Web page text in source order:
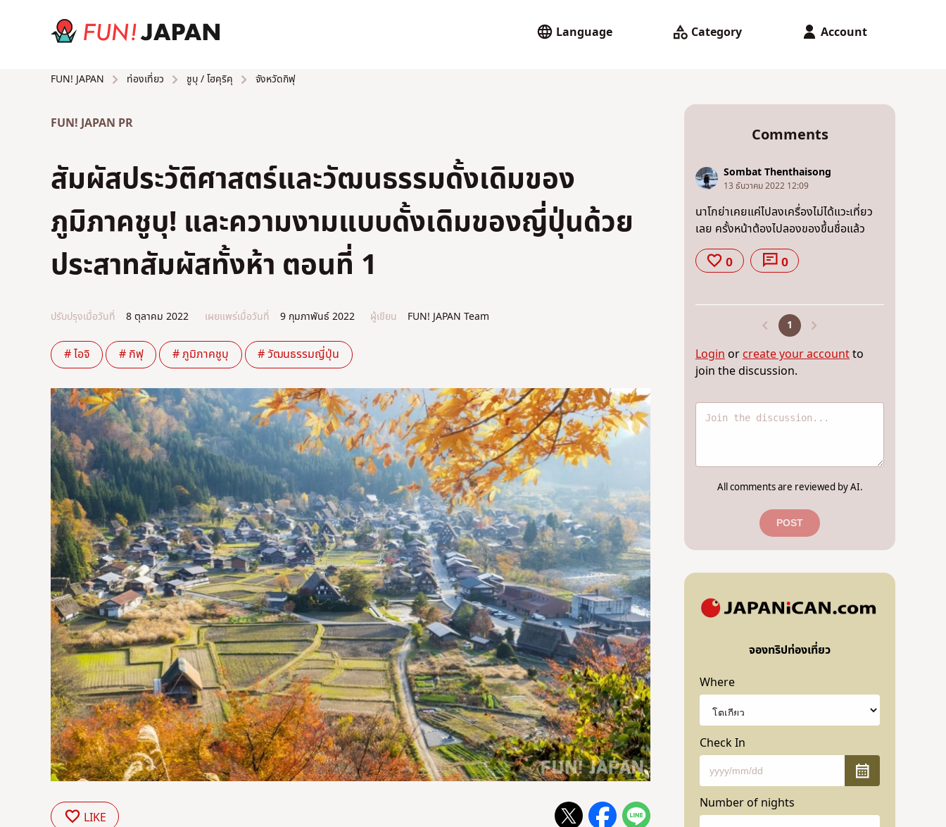
Language Category Account
FUN! JAPAN ท่องเที่ยว ชูบุ / โฮคุริคุ จังหวัดกิฟุ
FUN! JAPAN PR
สัมผัสประวัติศาสตร์และวัฒนธรรมดั้งเดิมของ
ภูมิภาคชูบุ! และความงามแบบดั้งเดิมของญี่ปุ่นด้วย
ประสาทสัมผัสทั้งห้า ตอนที่ 1
ปรับปรุงเมื่อวันที่ 8 ตุลาคม 2022 เผยแพร่เมื่อวันที่ 9 กุมภาพันธ์ 2022 ผู้เขียน FUN! JAPAN Team
# ไอจิ # กิฟุ # ภูมิภาคชูบุ # วัฒนธรรมญี่ปุ่น
LIKE
Comments
Sombat Thenthaisong
13 ธันวาคม 2022 12:09
นาโกย่าเคยแค่ไปลงเครื่องไม่ได้แวะเที่ยว
เลย ครั้งหน้าต้องไปลองของขึ้นชื่อแล้ว
0 0
1
Loginorcreate your accountto
join the discussion.
All comments are reviewed by AI.
POST
จองทริปท่องเที่ยว
Where
Check In
Number of nights